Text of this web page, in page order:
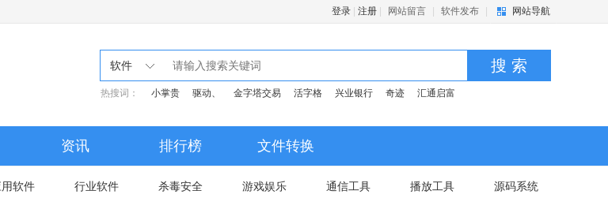
登录 注册 网站留言 软件发布 网站导航
软件 搜 索
热搜词： 小掌贵 驱动、 金字塔交易 活字格 兴业银行 奇迹 汇通启富
资讯 排行榜 文件转换
用软件 行业软件 杀毒安全 游戏娱乐 通信工具 播放工具 源码系统